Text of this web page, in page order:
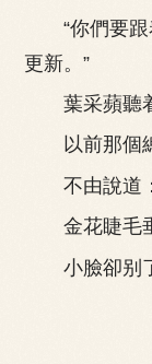
“你們要跟
更新。”
葉采蘋聽着
以前那個總
不由說道：
金花睫毛垂
小臉卻别了